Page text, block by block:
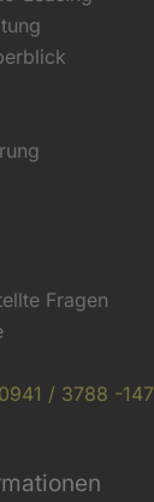
Fragen
0941 / 3788 -147